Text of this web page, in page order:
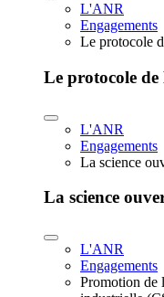
L'ANR
Engagements
Le protocole
Le protocole de
L'ANR
Engagements
La science
La science
L'ANR
Engagements
Promotion de